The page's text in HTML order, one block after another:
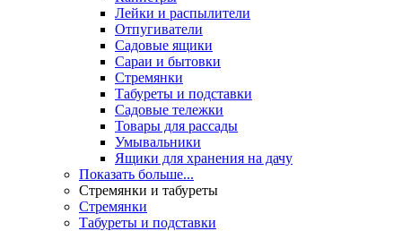
Лейки и распылители
Отпугиватели
Садовые ящики
Сараи и бытовки
Стремянки
Табуреты и подставки
Садовые тележки
Товары для рассады
Умывальники
Ящики для хранения на дачу
Показать больше...
Стремянки и табуреты
Стремянки
Табуреты и подставки